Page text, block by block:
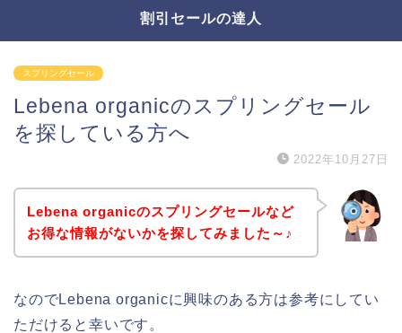
割引セールの達人
スプリングセール
Lebena organicのスプリングセール
を探している方へ
2022年10月27日
Lebena organicのスプリングセールなど
お得な情報がないかを探してみました～♪
なのでLebena organicに興味のある方は参考にしてい
ただけると幸いです。